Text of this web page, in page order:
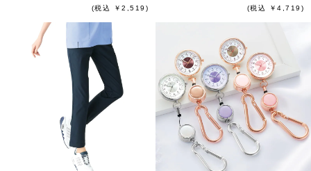
(税込 ￥2,519) (税込 ￥4,719)